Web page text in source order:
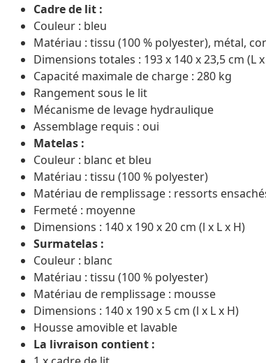
Cadre de lit :
Couleur : bleu
Matériau : tissu (100 % polyester), métal,
Dimensions totales : 193 x 140 x 23,5 cm (L
Capacité maximale de charge : 280 kg
Rangement sous le lit
Mécanisme de levage hydraulique
Assemblage requis : oui
Matelas :
Couleur : blanc et bleu
Matériau : tissu (100 % polyester)
Matériau de remplissage : ressorts
Fermeté : moyenne
Dimensions : 140 x 190 x 20 cm (l x L x H)
Surmatelas :
Couleur : blanc
Matériau : tissu (100 % polyester)
Matériau de remplissage : mousse
Dimensions : 140 x 190 x 5 cm (l x L x H)
Housse amovible et lavable
La livraison contient :